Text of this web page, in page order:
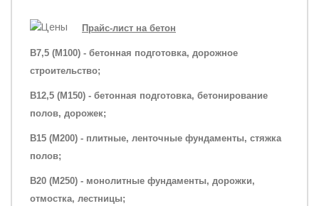
Прайс-лист на бетон
B7,5 (M100) - бетонная подготовка, дорожное
строительство;
B12,5 (M150) - бетонная подготовка, бетонирование
полов, дорожек;
B15 (M200) - плитные, ленточные фундаменты, стяжка
полов;
B20 (M250) - монолитные фундаменты, дорожки,
отмостка, лестницы;